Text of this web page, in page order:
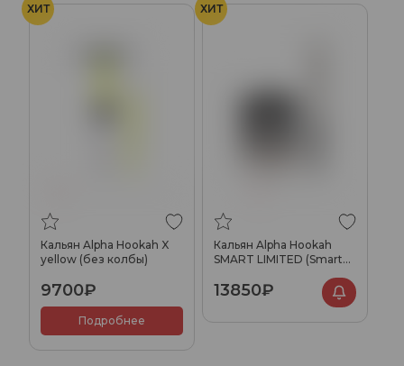
ХИТ
Кальян Alpha Hookah X
yellow (без колбы)
9700₽
Подробнее
ХИТ
Кальян Alpha Hookah
SMART LIMITED (Smarter
13850₽